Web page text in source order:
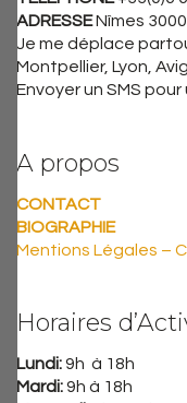
ADRESSENîmes
Je me déplace
Montpellier, Lyon,
Envoyer un SMS
A propos
CONTACT
BIOGRAPHIE
Mentions Légales –
Horaires
Lundi:9h à 18h
Mardi:9h à 18h